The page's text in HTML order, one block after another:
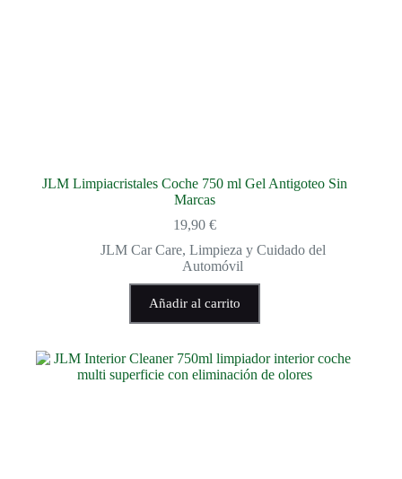
JLM Limpiacristales Coche 750 ml Gel Antigoteo Sin
Marcas
19,90€
JLM Car Care, Limpieza y Cuidado del
Automóvil
Añadir al carrito